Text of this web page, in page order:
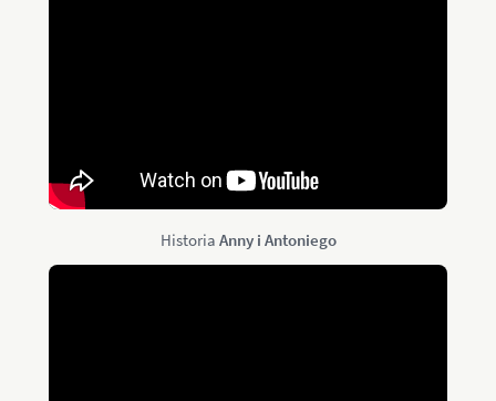
Historia Anny i Antoniego